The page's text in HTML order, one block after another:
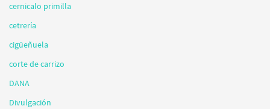
cernicalo primilla
cetrería
cigüeñuela
corte de carrizo
DANA
Divulgación